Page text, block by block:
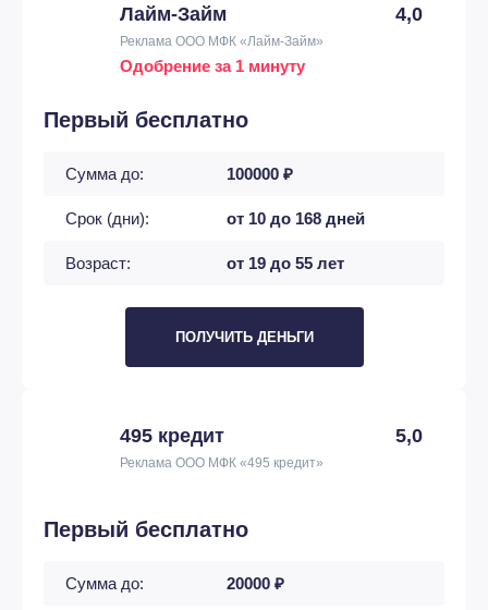
Лайм-Займ 4,0
Реклама ООО МФК «Лайм-Займ»
Одобрение за 1 минуту
Первый бесплатно
Сумма до: 100000 ₽
Срок (дни): от 10 до 168 дней
Возраст: от 19 до 55 лет
ПОЛУЧИТЬ ДЕНЬГИ
495 кредит 5,0
Реклама ООО МФК «495 кредит»
Первый бесплатно
Сумма до: 20000 ₽